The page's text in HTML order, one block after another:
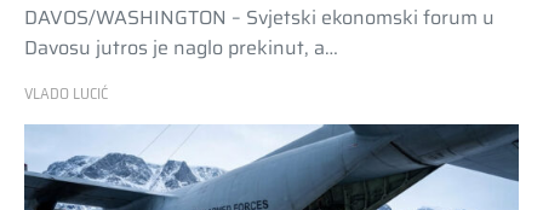
DAVOS/WASHINGTON – Svjetski ekonomski forum u
Davosu jutros je naglo prekinut, a…
VLADO LUCIĆ